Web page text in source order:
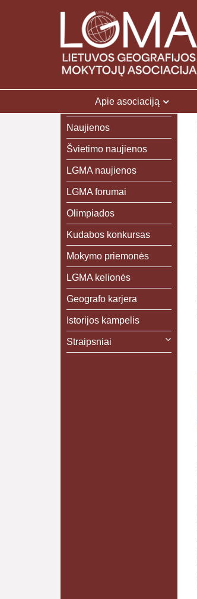
Apie asociaciją
Naujienos
Švietimo naujienos
LGMA naujienos
LGMA forumai
Olimpiados
Kudabos konkursas
Mokymo priemonės
LGMA kelionės
Geografo karjera
Istorijos kampelis
Straipsniai